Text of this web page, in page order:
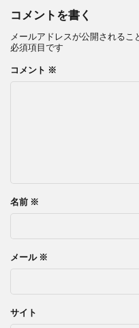
コメントを書く
メールアドレスが公開されるこ
必須項目です
コメント ※
名前 ※
メール ※
サイト